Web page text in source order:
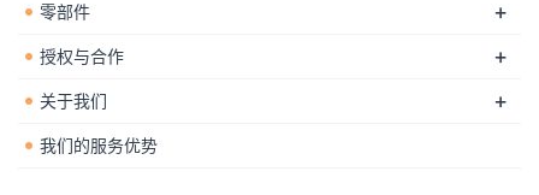
零部件 +
授权与合作 +
关于我们 +
我们的服务优势